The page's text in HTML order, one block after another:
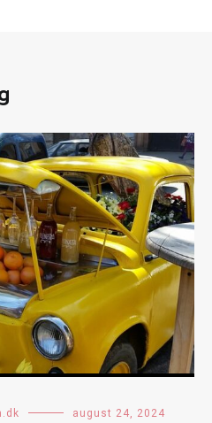
august 24, 2024